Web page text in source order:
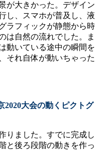
が大きかった。デザイン
し、スマホが普及し、液
ラフィックが静態から時
は自然の流れでした。ま
動いている途中の瞬間を
それ自体が動いちゃった
2020大会の動くピクトグ
りました。すでに完成し
と後ろ段階の動きを作っ